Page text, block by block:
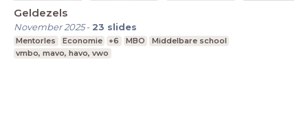
Geldezels
November 2025- 23 slides
Mentorles Economie +6 MBO
Middelbare school
vmbo, mavo, havo, vwo